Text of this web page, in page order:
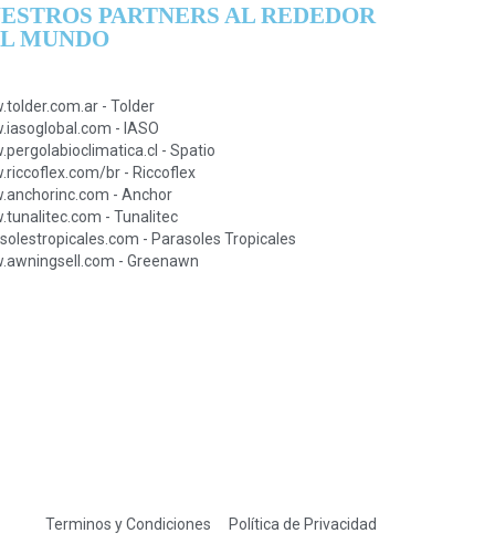
PARTNERS AL REDEDOR
MUNDO
- Tolder
- IASO
- Spatio
br - Riccoflex
- Anchor
- Tunalitec
- Parasoles Tropicales
- Greenawn
Terminos y Condiciones Política de Privacidad